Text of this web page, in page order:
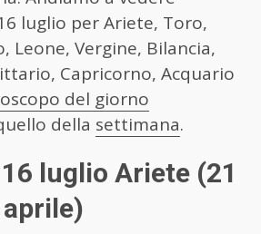
luglio per Ariete, Toro,
Leone, Vergine, Bilancia,
Capricorno, Acquario
del giorno
della settimana.
luglio Ariete (21